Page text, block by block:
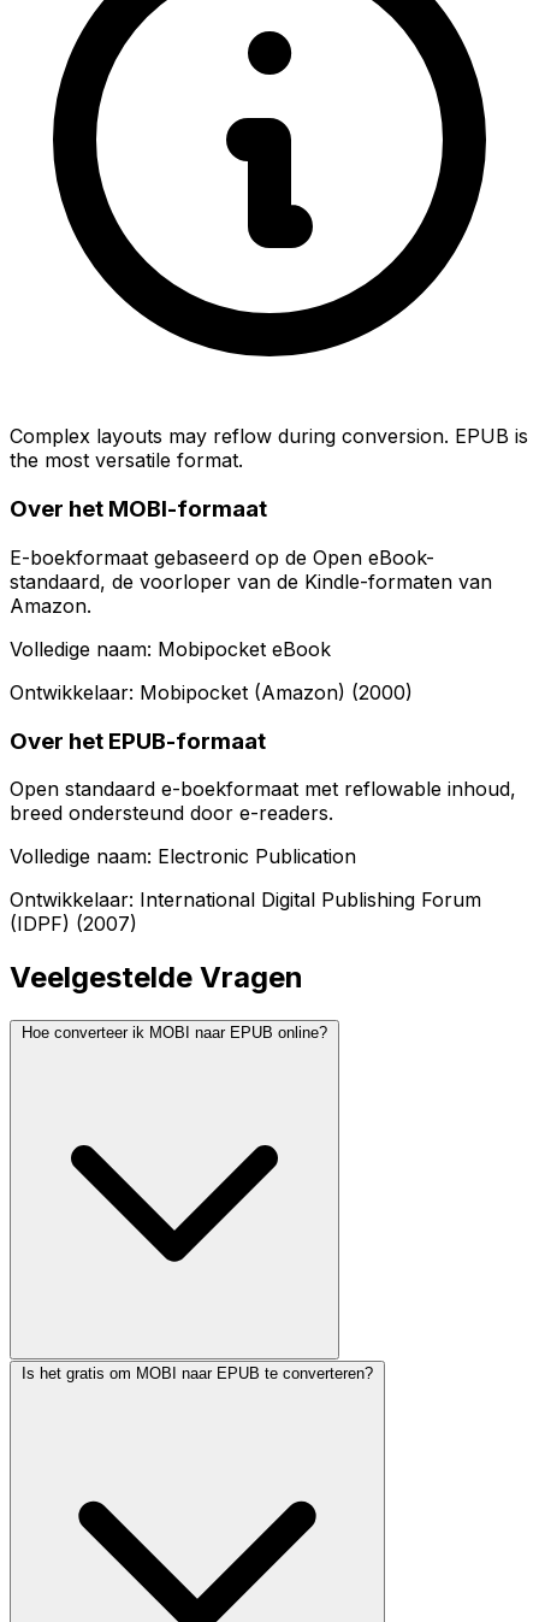
Complex layouts may reflow during conversion. EPUB is
the most versatile format.
Over het MOBI-formaat
E-boekformaat gebaseerd op de Open eBook-
standaard, de voorloper van de Kindle-formaten van
Amazon.
Volledige naam: Mobipocket eBook
Ontwikkelaar: Mobipocket (Amazon) (2000)
Over het EPUB-formaat
Open standaard e-boekformaat met reflowable inhoud,
breed ondersteund door e-readers.
Volledige naam: Electronic Publication
Ontwikkelaar: International Digital Publishing Forum
(IDPF) (2007)
Veelgestelde Vragen
Hoe converteer ik MOBI naar EPUB online?
Is het gratis om MOBI naar EPUB te converteren?